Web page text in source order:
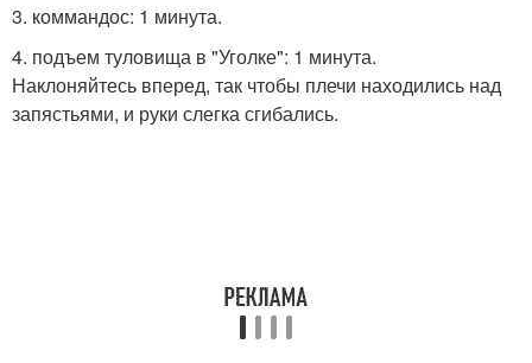
3. коммандос: 1 минута.
4. подъем туловища в "Уголке": 1 минута.
Наклоняйтесь вперед, так чтобы плечи находились над
запястьями, и руки слегка сгибались.